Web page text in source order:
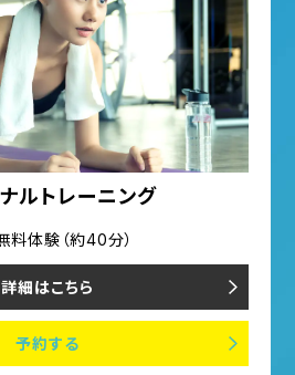
ルトレーニング
料体験（約40分）
詳細はこちら
予約する